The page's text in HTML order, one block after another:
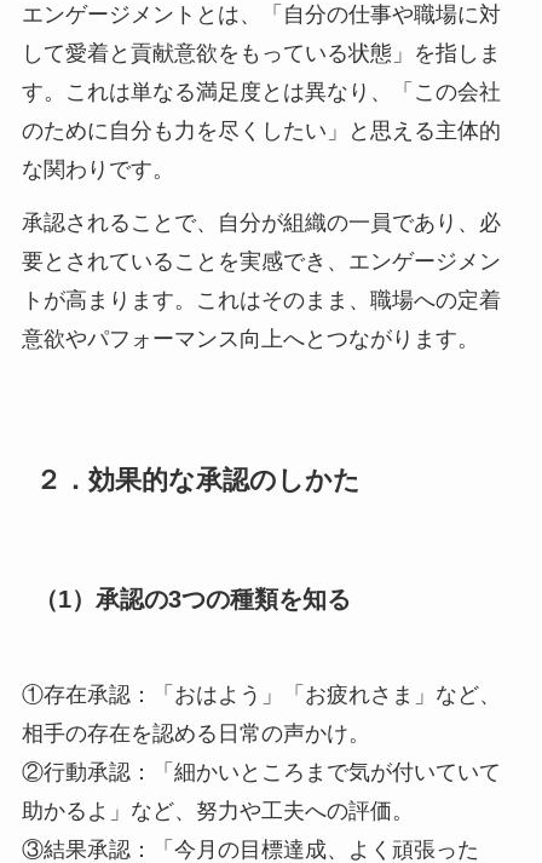
エンゲージメントとは、「自分の仕事や職場に対
して愛着と貢献意欲をもっている状態」を指しま
す。これは単なる満足度とは異なり、「この会社
のために自分も力を尽くしたい」と思える主体的
な関わりです。
承認されることで、自分が組織の一員であり、必
要とされていることを実感でき、エンゲージメン
トが高まります。これはそのまま、職場への定着
意欲やパフォーマンス向上へとつながります。
２．効果的な承認のしかた
（1）承認の3つの種類を知る
①存在承認：「おはよう」「お疲れさま」など、
相手の存在を認める日常の声かけ。
②行動承認：「細かいところまで気が付いていて
助かるよ」など、努力や工夫への評価。
③結果承認：「今月の目標達成、よく頑張った